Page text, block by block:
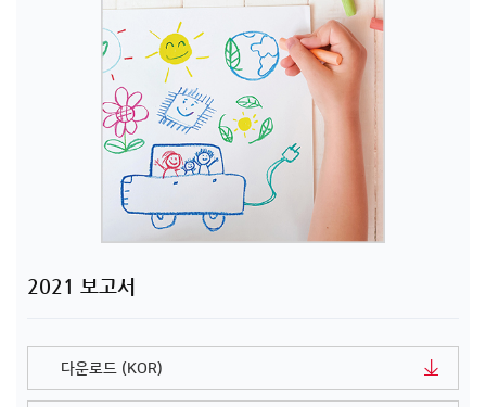
2021 보고서
다운로드 (KOR)